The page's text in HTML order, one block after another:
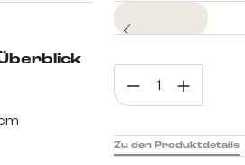
Zu den Produktdetails